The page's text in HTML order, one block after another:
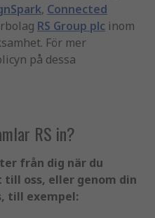
, Connected
RS Group plc inom
För mer
på dessa
RS in?
från dig när du
oss, eller genom din
till exempel: